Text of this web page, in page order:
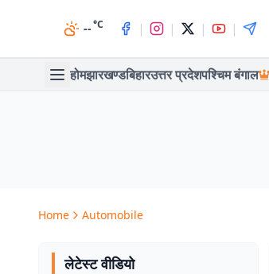
--°C | | | |
होमझारखण्डबिहारउत्तर प्रदेशपश्चिम बंगाल
Home Automobile
लेटेस्ट वीडियो